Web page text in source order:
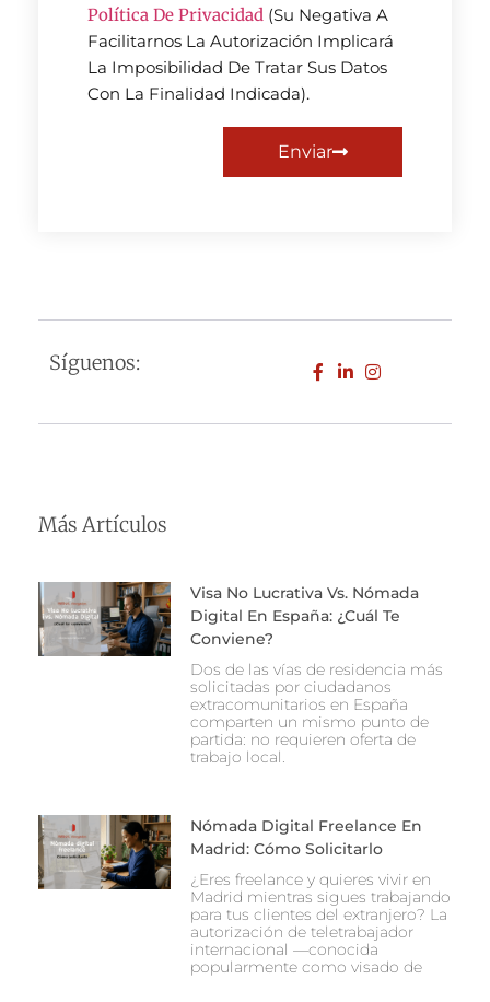
Política De Privacidad (Su Negativa A
Facilitarnos La Autorización Implicará
La Imposibilidad De Tratar Sus Datos
Con La Finalidad Indicada).
Enviar
Síguenos:
Más Artículos
Visa No Lucrativa Vs. Nómada
Digital En España: ¿Cuál Te
Conviene?
Dos de las vías de residencia más
solicitadas por ciudadanos
extracomunitarios en España
comparten un mismo punto de
partida: no requieren oferta de
trabajo local.
Nómada Digital Freelance En
Madrid: Cómo Solicitarlo
¿Eres freelance y quieres vivir en
Madrid mientras sigues trabajando
para tus clientes del extranjero? La
autorización de teletrabajador
internacional —conocida
popularmente como visado de